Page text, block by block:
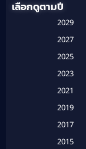
Based
เลือกดูตามปี
2029
2027
2025
2023
2021
2019
2017
2015